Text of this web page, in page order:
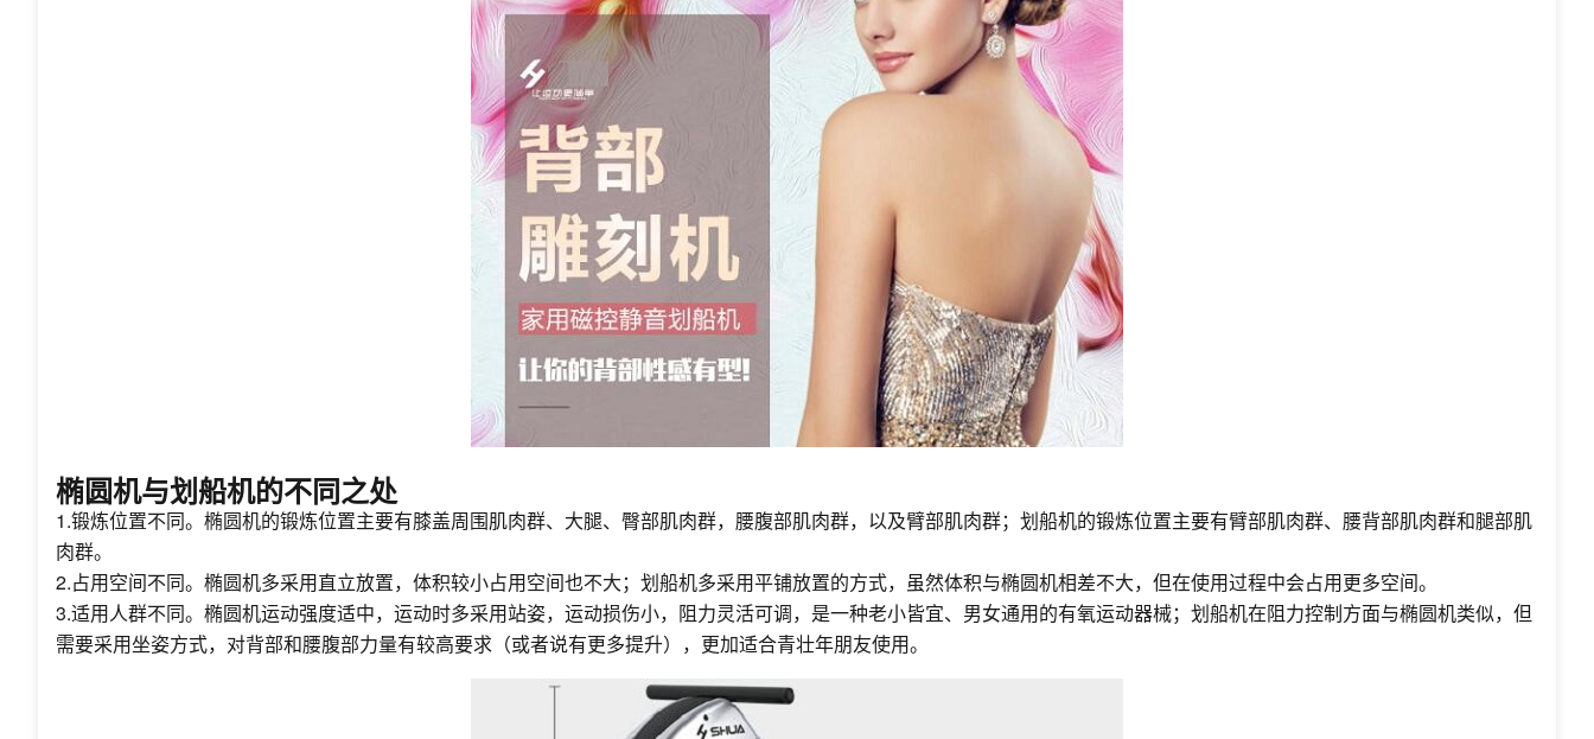
椭圆机与划船机的不同之处
1.锻炼位置不同。椭圆机的锻炼位置主要有膝盖周围肌肉群、大腿、臀部肌肉群，腰腹部肌肉群，以及臂部肌肉群；划船机的锻炼位置主要有臂部肌肉群、腰背部肌肉群和腿部肌
肉群。
2.占用空间不同。椭圆机多采用直立放置，体积较小占用空间也不大；划船机多采用平铺放置的方式，虽然体积与椭圆机相差不大，但在使用过程中会占用更多空间。
3.适用人群不同。椭圆机运动强度适中，运动时多采用站姿，运动损伤小，阻力灵活可调，是一种老小皆宜、男女通用的有氧运动器械；划船机在阻力控制方面与椭圆机类似，但
需要采用坐姿方式，对背部和腰腹部力量有较高要求（或者说有更多提升），更加适合青壮年朋友使用。